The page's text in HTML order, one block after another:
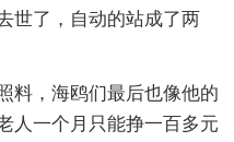
世了，自动的站成了两
料，海鸥们最后也像他的
人一个月只能挣一百多元